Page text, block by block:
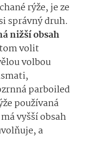
rýže, je ze
správný druh.
nižší obsah
volit
volbou
parboiled
používaná
vyšší obsah
a